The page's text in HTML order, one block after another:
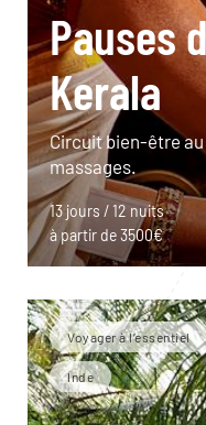
Pauses
Kerala
Circuit bien-être
massages.
13 jours / 12 nuits
à partir de 3500€
Voyager à l’essentiel
Inde